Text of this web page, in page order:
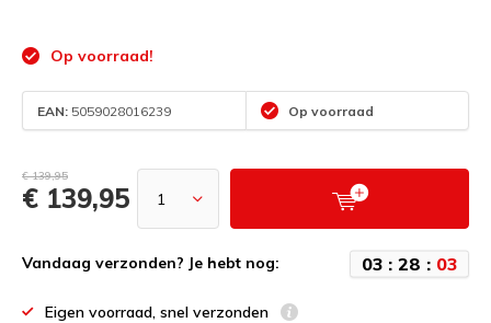
Op voorraad!
EAN: 5059028016239 Op voorraad
€ 139,95
€ 139,95
Vandaag verzonden? Je hebt nog: 03: 28 : 02
Eigen voorraad, snel verzonden